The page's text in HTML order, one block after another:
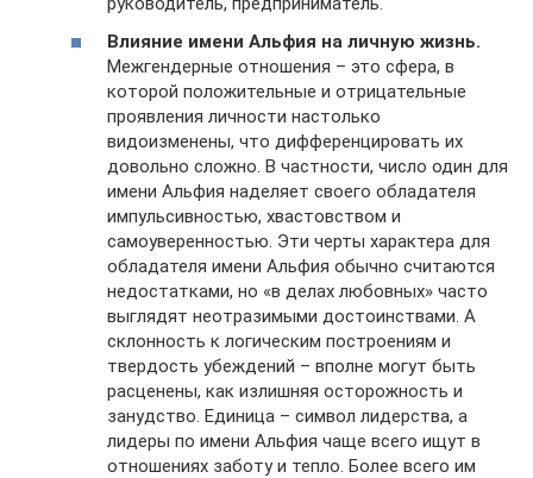
Влияние имени Альфия на личную жизнь.
Межгендерные отношения – это сфера, в
которой положительные и отрицательные
проявления личности настолько
видоизменены, что дифференцировать их
довольно сложно. В частности, число один для
имени Альфия наделяет своего обладателя
импульсивностью, хвастовством и
самоуверенностью. Эти черты характера для
обладателя имени Альфия обычно считаются
недостатками, но «в делах любовных» часто
выглядят неотразимыми достоинствами. А
склонность к логическим построениям и
твердость убеждений – вполне могут быть
расценены, как излишняя осторожность и
занудство. Единица – символ лидерства, а
лидеры по имени Альфия чаще всего ищут в
отношениях заботу и тепло. Более всего им